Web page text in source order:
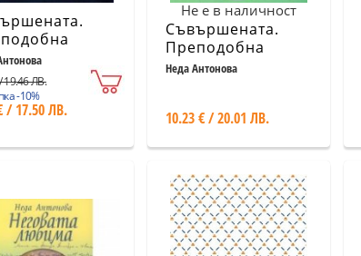
19.46 ЛВ.
-10%
/ 17.50 ЛВ.
Не е в наличност
Съвършената.
Преподобна
Стойна
Неда Антонова
10.23 € / 20.01 ЛВ.